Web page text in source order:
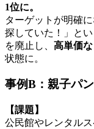
1位に。
ターゲットが明確
探していた！」と
を廃止し、 高単価
状態に。
事例B：親子パ
【課題】
公民館やレンタル